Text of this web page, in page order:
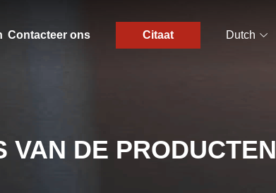
Contacteer ons Citaat Dutch
VAN DE PRODUCTEN